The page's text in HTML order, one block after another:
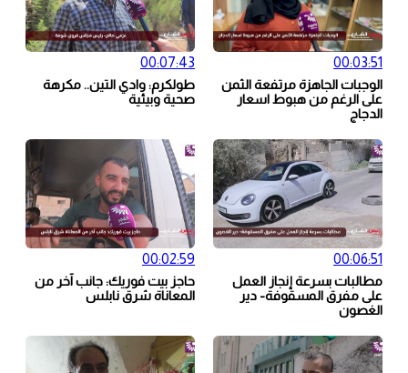
00:03:51
الوجبات الجاهزة مرتفعة الثمن
على الرغم من هبوط اسعار
الدجاج
00:07:43
طولكرم: وادي التين.. مكرهة
صحية وبيئية
00:06:51
مطالبات بسرعة إنجاز العمل
على مفرق المسقوفة- دير
الغصون
00:02:59
حاجز بيت فوريك: جانب آخر من
المعاناة شرق نابلس